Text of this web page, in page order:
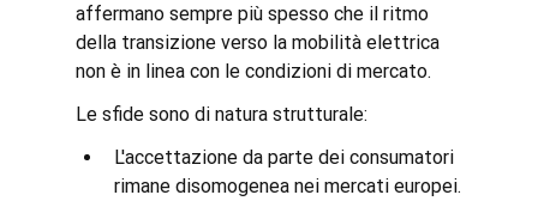
affermano sempre più spesso che il ritmo
della transizione verso la mobilità elettrica
non è in linea con le condizioni di mercato.
Le sfide sono di natura strutturale:
L'accettazione da parte dei consumatori
rimane disomogenea nei mercati europei.